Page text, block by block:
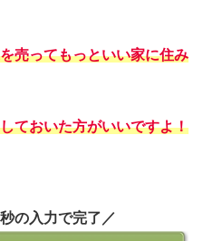
売ってもっといい家に住み
ておいた方がいいですよ！
の入力で完了／